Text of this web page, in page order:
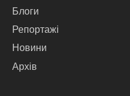
Блоги
Репортажі
Новини
Архів